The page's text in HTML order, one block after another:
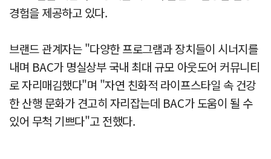
경험을 제공하고 있다.
브랜드 관계자는 "다양한 프로그램과 장치들이 시너지를
내며 BAC가 명실상부 국내 최대 규모 아웃도어 커뮤니티
로 자리매김했다"며 "자연 친화적 라이프스타일 속 건강
한 산행 문화가 견고히 자리잡는데 BAC가 도움이 될 수
있어 무척 기쁘다"고 전했다.